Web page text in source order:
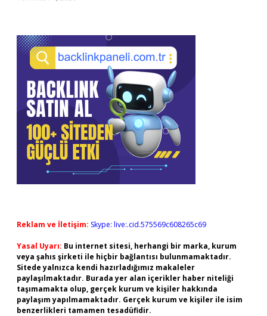
Reklam ve İletişim: Skype: live:.cid.575569c608265c69
Yasal Uyarı: Bu internet sitesi, herhangi bir marka, kurum
veya şahıs şirketi ile hiçbir bağlantısı bulunmamaktadır.
Sitede yalnızca kendi hazırladığımız makaleler
paylaşılmaktadır. Burada yer alan içerikler haber niteliği
taşımamakta olup, gerçek kurum ve kişiler hakkında
paylaşım yapılmamaktadır. Gerçek kurum ve kişiler ile isim
benzerlikleri tamamen tesadüfidir.